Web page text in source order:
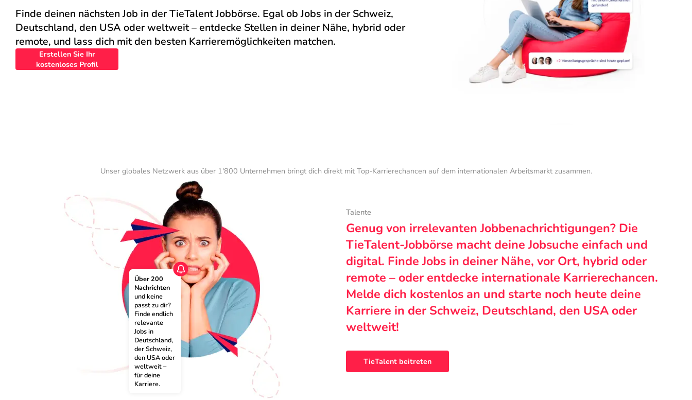
Finde deinen nächsten Job in der TieTalent Jobbörse. Egal ob Jobs in der Schweiz,
Deutschland, den USA oder weltweit – entdecke Stellen in deiner Nähe, hybrid oder
remote, und lass dich mit den besten Karrieremöglichkeiten matchen.
Erstellen Sie Ihr
kostenloses Profil
Unser globales Netzwerk aus über 1'800 Unternehmen bringt dich direkt mit Top-Karrierechancen auf dem internationalen Arbeitsmarkt zusammen.
Über 200
Nachrichten
und keine
passt zu dir?
Finde endlich
relevante
Jobs in
Deutschland,
der Schweiz,
den USA oder
weltweit –
für deine
Karriere.
Talente
Genug von irrelevanten Jobbenachrichtigungen? Die
TieTalent-Jobbörse macht deine Jobsuche einfach und
digital. Finde Jobs in deiner Nähe, vor Ort, hybrid oder
remote – oder entdecke internationale Karrierechancen.
Melde dich kostenlos an und starte noch heute deine
Karriere in der Schweiz, Deutschland, den USA oder
weltweit!
TieTalent beitreten